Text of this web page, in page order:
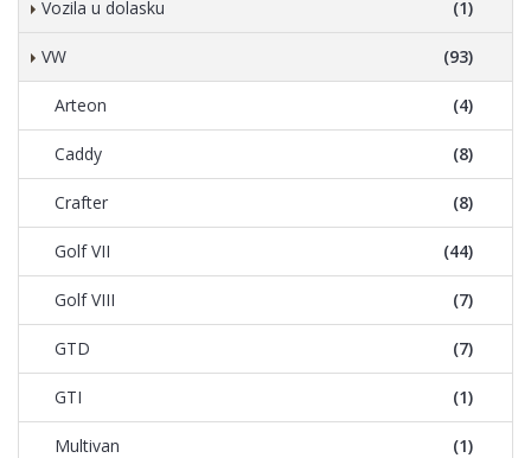
Vozila u dolasku (1)
VW (93)
Arteon (4)
Caddy (8)
Crafter (8)
Golf VII (44)
Golf VIII (7)
GTD (7)
GTI (1)
Multivan (1)